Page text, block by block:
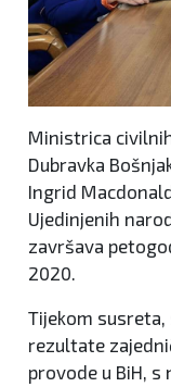
Ministrica
Dubravka
Ingrid
Ujedinjenih
završava
2020.
Tijekom
rezultate
provode u BiH, s